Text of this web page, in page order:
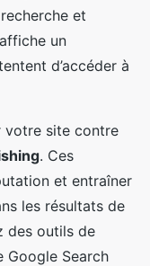
et
un
d’accéder à
votre site contre
. Ces
et entraîner
les résultats de
des outils de
Google Search